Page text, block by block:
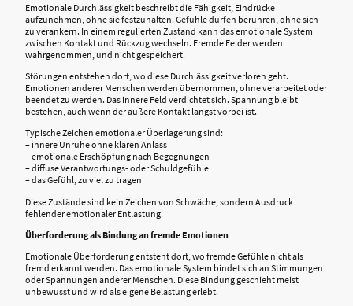
Emotionale Durchlässigkeit beschreibt die Fähigkeit, Eindrücke
aufzunehmen, ohne sie festzuhalten. Gefühle dürfen berühren, ohne sich
zu verankern. In einem regulierten Zustand kann das emotionale System
zwischen Kontakt und Rückzug wechseln. Fremde Felder werden
wahrgenommen, und nicht gespeichert.
Störungen entstehen dort, wo diese Durchlässigkeit verloren geht.
Emotionen anderer Menschen werden übernommen, ohne verarbeitet oder
beendet zu werden. Das innere Feld verdichtet sich. Spannung bleibt
bestehen, auch wenn der äußere Kontakt längst vorbei ist.
Typische Zeichen emotionaler Überlagerung sind:
– innere Unruhe ohne klaren Anlass
– emotionale Erschöpfung nach Begegnungen
– diffuse Verantwortungs- oder Schuldgefühle
– das Gefühl, zu viel zu tragen
Diese Zustände sind kein Zeichen von Schwäche, sondern Ausdruck
fehlender emotionaler Entlastung.
Überforderung als Bindung an fremde Emotionen
Emotionale Überforderung entsteht dort, wo fremde Gefühle nicht als
fremd erkannt werden. Das emotionale System bindet sich an Stimmungen
oder Spannungen anderer Menschen. Diese Bindung geschieht meist
unbewusst und wird als eigene Belastung erlebt.